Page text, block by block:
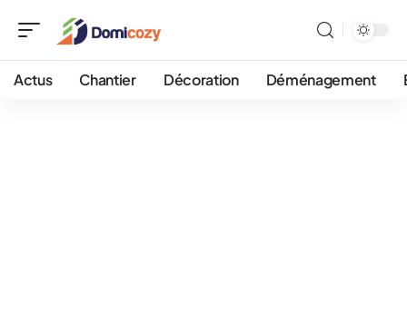
Actus Chantier Décoration Déménagement